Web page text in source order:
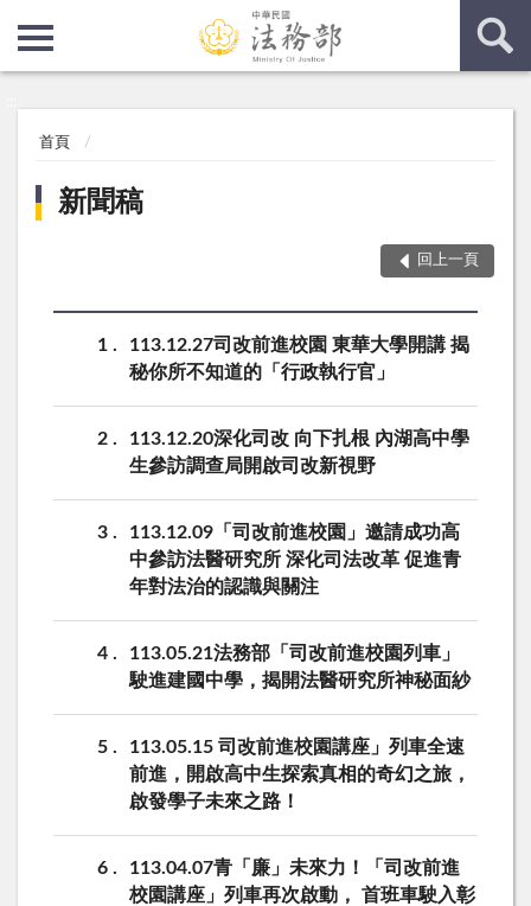
首頁
新聞稿
回上一頁
1
113.12.27司改前進校園 東華大學開講 揭
秘你所不知道的「行政執行官」
2
113.12.20深化司改 向下扎根 內湖高中學
生參訪調查局開啟司改新視野
3
113.12.09「司改前進校園」邀請成功高
中參訪法醫研究所 深化司法改革 促進青
年對法治的認識與關注
4
113.05.21法務部「司改前進校園列車」
駛進建國中學，揭開法醫研究所神秘面紗
5
113.05.15 司改前進校園講座」列車全速
前進，開啟高中生探索真相的奇幻之旅，
啟發學子未來之路！
6
113.04.07青「廉」未來力！「司改前進
校園講座」列車再次啟動， 首班車駛入彰